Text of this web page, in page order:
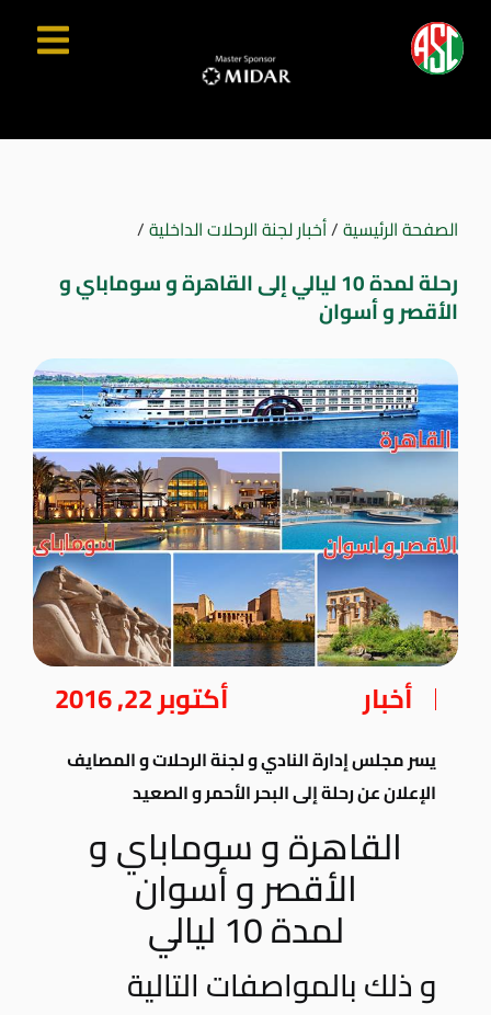
الصفحة الرئيسية/أخبار لجنة الرحلات الداخلية/
رحلة لمدة 10 ليالي إلى القاهرة و سوماباي و
الأقصر و أسوان
أخبار أكتوبر 22, 2016
يسر مجلس إدارة النادي و لجنة الرحلات و المصايف
الإعلان عن رحلة إلى البحر الأحمر و الصعيد
القاهرة و سوماباي و
الأقصر و أسوان
لمدة 10 ليالي
و ذلك بالمواصفات التالية